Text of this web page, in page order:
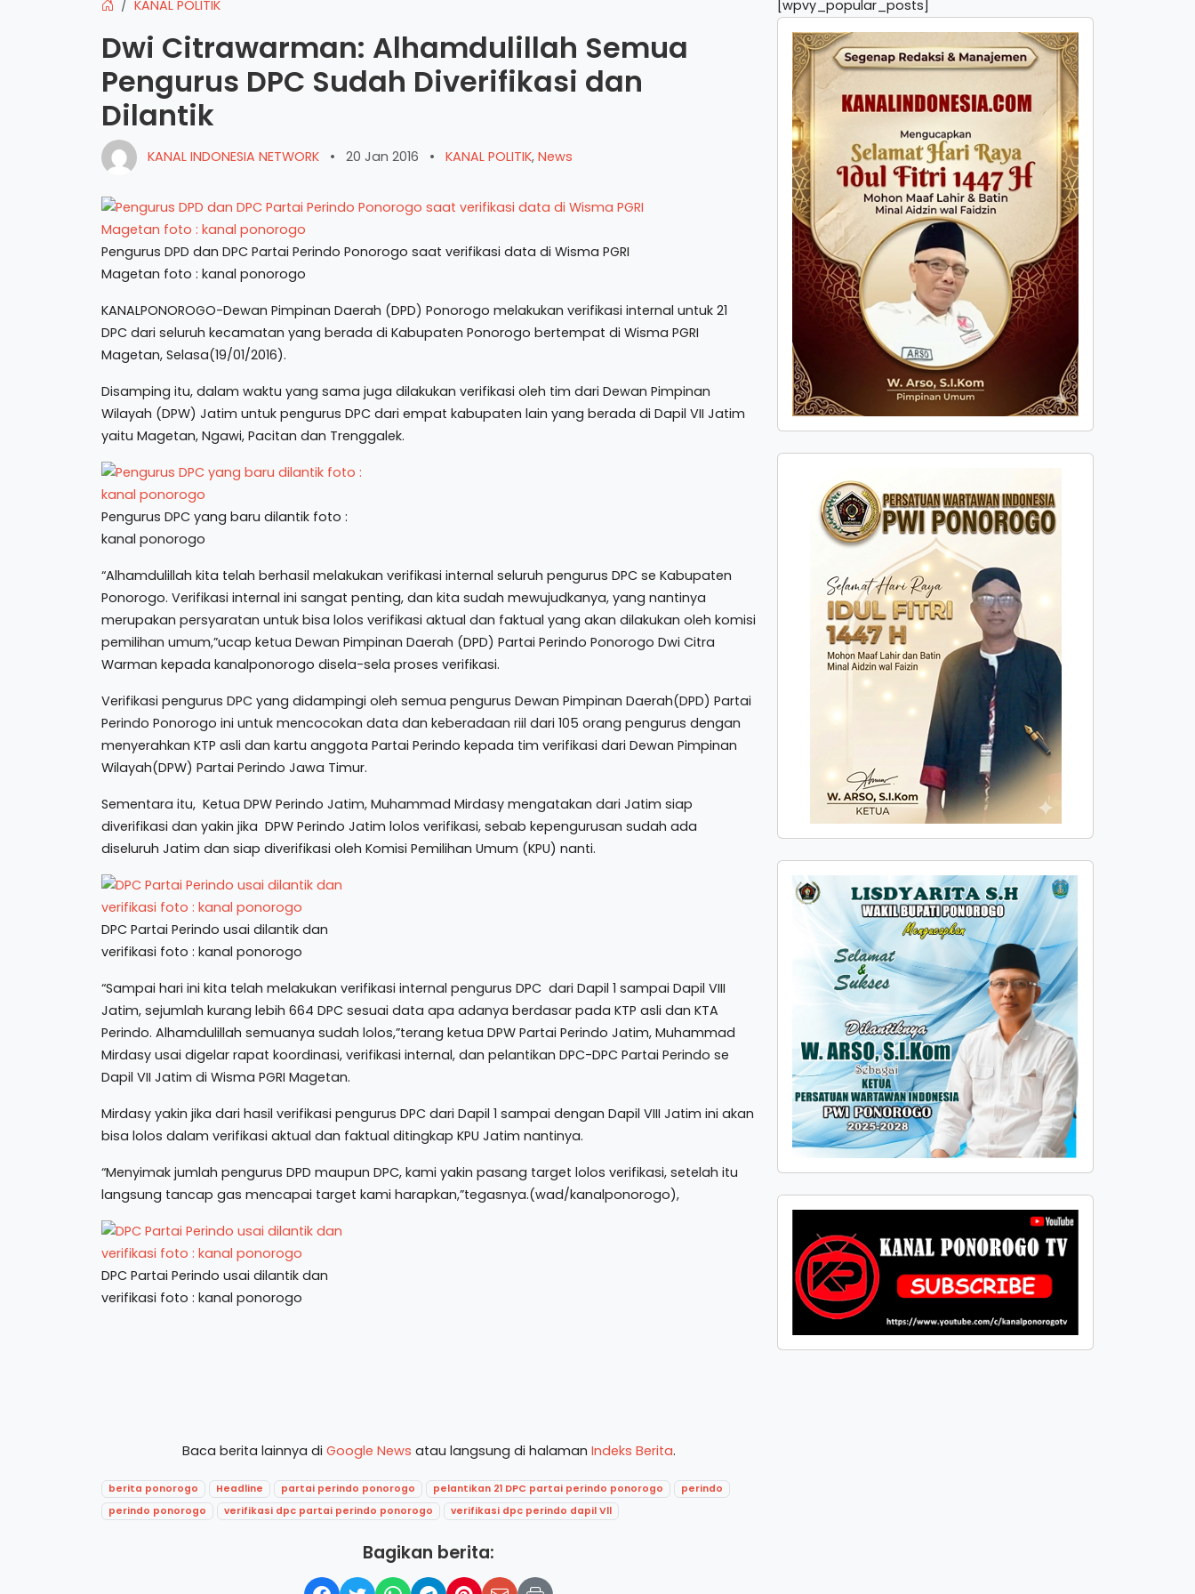
KANAL POLITIK
Dwi Citrawarman: Alhamdulillah Semua
Pengurus DPC Sudah Diverifikasi dan
Dilantik
KANAL INDONESIA NETWORK • 20 Jan 2016 • KANAL POLITIK, News
Pengurus DPD dan DPC Partai Perindo Ponorogo saat verifikasi data di Wisma PGRI
Magetan foto : kanal ponorogo
KANALPONOROGO-Dewan Pimpinan Daerah (DPD) Ponorogo melakukan verifikasi internal untuk 21
DPC dari seluruh kecamatan yang berada di Kabupaten Ponorogo bertempat di Wisma PGRI
Magetan, Selasa(19/01/2016).
Disamping itu, dalam waktu yang sama juga dilakukan verifikasi oleh tim dari Dewan Pimpinan
Wilayah (DPW) Jatim untuk pengurus DPC dari empat kabupaten lain yang berada di Dapil VII Jatim
yaitu Magetan, Ngawi, Pacitan dan Trenggalek.
Pengurus DPC yang baru dilantik foto :
kanal ponorogo
“Alhamdulillah kita telah berhasil melakukan verifikasi internal seluruh pengurus DPC se Kabupaten
Ponorogo. Verifikasi internal ini sangat penting, dan kita sudah mewujudkanya, yang nantinya
merupakan persyaratan untuk bisa lolos verifikasi aktual dan faktual yang akan dilakukan oleh komisi
pemilihan umum,”ucap ketua Dewan Pimpinan Daerah (DPD) Partai Perindo Ponorogo Dwi Citra
Warman kepada kanalponorogo disela-sela proses verifikasi.
Verifikasi pengurus DPC yang didampingi oleh semua pengurus Dewan Pimpinan Daerah(DPD) Partai
Perindo Ponorogo ini untuk mencocokan data dan keberadaan riil dari 105 orang pengurus dengan
menyerahkan KTP asli dan kartu anggota Partai Perindo kepada tim verifikasi dari Dewan Pimpinan
Wilayah(DPW) Partai Perindo Jawa Timur.
Sementara itu, Ketua DPW Perindo Jatim, Muhammad Mirdasy mengatakan dari Jatim siap
diverifikasi dan yakin jika DPW Perindo Jatim lolos verifikasi, sebab kepengurusan sudah ada
diseluruh Jatim dan siap diverifikasi oleh Komisi Pemilihan Umum (KPU) nanti.
DPC Partai Perindo usai dilantik dan
verifikasi foto : kanal ponorogo
“Sampai hari ini kita telah melakukan verifikasi internal pengurus DPC dari Dapil 1 sampai Dapil VIII
Jatim, sejumlah kurang lebih 664 DPC sesuai data apa adanya berdasar pada KTP asli dan KTA
Perindo. Alhamdulillah semuanya sudah lolos,”terang ketua DPW Partai Perindo Jatim, Muhammad
Mirdasy usai digelar rapat koordinasi, verifikasi internal, dan pelantikan DPC-DPC Partai Perindo se
Dapil VII Jatim di Wisma PGRI Magetan.
Mirdasy yakin jika dari hasil verifikasi pengurus DPC dari Dapil 1 sampai dengan Dapil VIII Jatim ini akan
bisa lolos dalam verifikasi aktual dan faktual ditingkap KPU Jatim nantinya.
“Menyimak jumlah pengurus DPD maupun DPC, kami yakin pasang target lolos verifikasi, setelah itu
langsung tancap gas mencapai target kami harapkan,”tegasnya.(wad/kanalponorogo),
DPC Partai Perindo usai dilantik dan
verifikasi foto : kanal ponorogo
Baca berita lainnya di Google News atau langsung di halaman Indeks Berita.
berita ponorogo Headline partai perindo ponorogo pelantikan 21 DPC partai perindo ponorogo
perindo
perindo ponorogo
verifikasi dpc partai perindo ponorogo verifikasi dpc perindo dapil Vll
Bagikan berita:
[wpvy_popular_posts]